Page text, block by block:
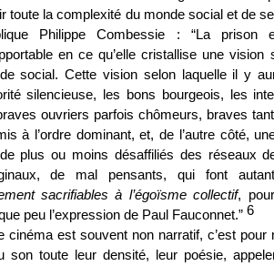
toute la complexité du monde social et de
Philippe Combessie : “La prison
en ce qu’elle cristallise une
social. Cette vision selon laquelle il y
silencieuse, les bons bourgeois, les
ouvriers parfois chômeurs, braves
à l’ordre dominant, et, de l’autre côté,
plus ou moins désaffiliés des réseaux
de mal pensants, qui font
sacrifiables à l’égoïsme collectif,
peu l’expression de Paul Fauconnet.” 6
cinéma est souvent non narratif, c’est pour
son toute leur densité, leur poésie,